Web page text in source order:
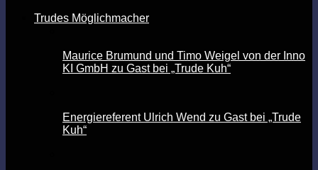
Trudes Möglichmacher
Maurice Brumund und Timo Weigel von der Inno
KI GmbH zu Gast bei „Trude Kuh“
Energiereferent Ulrich Wend zu Gast bei „Trude
Kuh“